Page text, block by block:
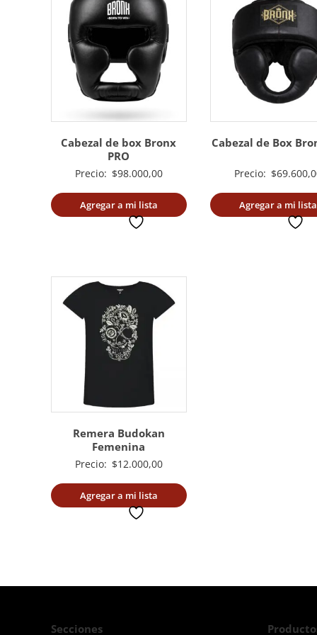
Cabezal de box Bronx
PRO
Precio: $98.000,00
Agregar a mi lista
Cabezal de Box
Precio: $
Agregar a mi lista
Remera Budokan
Femenina
Precio: $12.000,00
Agregar a mi lista
Secciones